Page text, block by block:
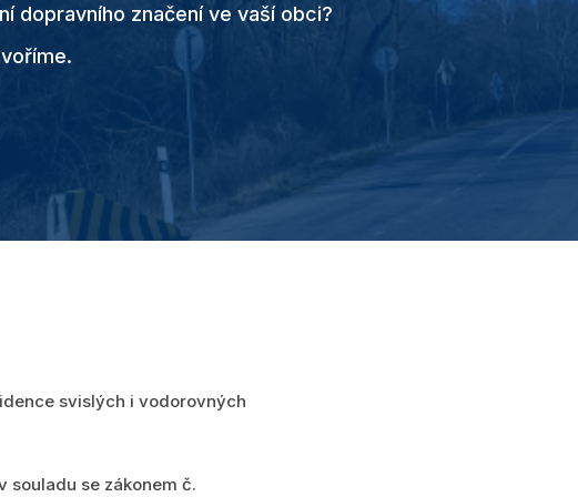
dopravního značeníve vaší obci?
svislých i vodorovných
souladu se zákonem č.